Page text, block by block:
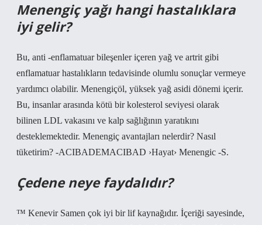
Menengiç yağı hangi hastalıklara
iyi gelir?
Bu, anti -enflamatuar bileşenler içeren yağ ve artrit gibi
enflamatuar hastalıkların tedavisinde olumlu sonuçlar vermeye
yardımcı olabilir. Menengiçöl, yüksek yağ asidi dönemi içerir.
Bu, insanlar arasında kötü bir kolesterol seviyesi olarak
bilinen LDL vakasını ve kalp sağlığının yaratıkını
desteklemektedir. Menengiç avantajları nelerdir? Nasıl
tüketirim? -ACIBADEMACIBAD ›Hayat› Menengic -S.
Çedene neye faydalıdır?
™ Kenevir Samen çok iyi bir lif kaynağıdır. İçeriği sayesinde,